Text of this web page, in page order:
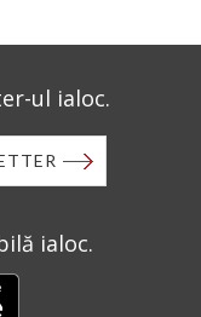
ul ialoc.
ialoc.